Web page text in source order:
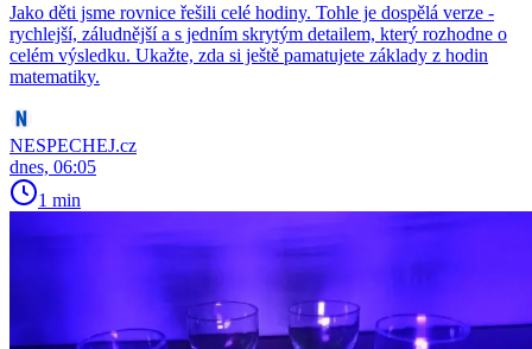
Jako děti jsme rovnice řešili celé hodiny. Tohle je dospělá verze -
rychlejší, záludnější a s jedním skrytým detailem, který rozhodne o
celém výsledku. Ukažte, zda si ještě pamatujete základy z hodin
matematiky.
NESPECHEJ.cz
dnes, 06:05
1 min